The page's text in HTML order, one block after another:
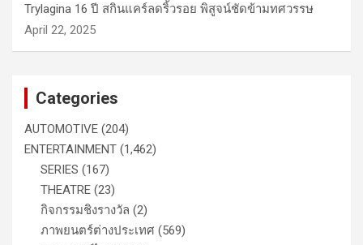
Trylagina 16 ปี สกินแคร์ลดริ้วรอย พิสูจน์ชัดข้ามทศวรรษ
April 22, 2025
Categories
AUTOMOTIVE (204)
ENTERTAINMENT (1,462)
SERIES (167)
THEATRE (23)
กิจกรรมชิงรางวัล (2)
ภาพยนตร์ต่างประเทศ (569)